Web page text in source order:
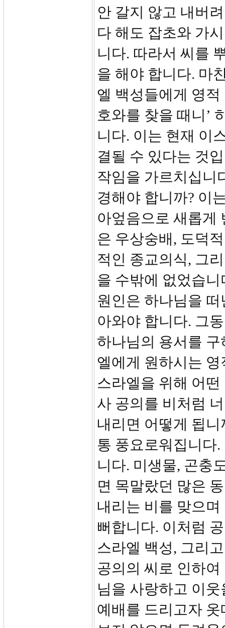
안 갈지 않고 내버
다 해도 잡초와 가
니다. 따라서 씨를
을 해야 합니다. 마
엘 백성들에게 영
호와를 찾을 때니’
니다. 이는 현재 이
결될 수 있다는 것
작임을 가르치십니
경해야 합니까? 이
아엎음으로 새롭게
은 우상숭배, 도덕
적인 종교의식, 그
을 수밖에 없었습
원인은 하나님을
아와야 합니다. 그
하나님의 용서를
엘에게 원하시는
스라엘을 위해 어
사 공의를 비처럼
내리면 어떻게 됩
통 풍요로워집니다
니다. 미생물, 곤충
면 목말랐던 많은
내리는 비를 맞으
뻐합니다. 이처럼
스라엘 백성, 그리
공의의 씨로 인하
님을 사랑하고 이
예배를 드리고자